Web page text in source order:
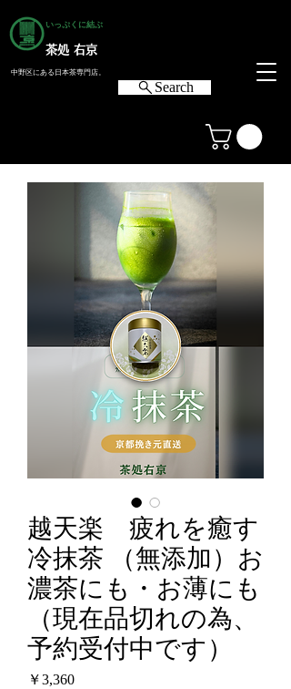
いっぷくに結ぶ
茶処 右京
中野区にある日本茶専門店。
Search
越天楽 疲れを癒す
冷抹茶 （無添加）お
濃茶にも・お薄にも
（現在品切れの為、
予約受付中です）
￥3,360価